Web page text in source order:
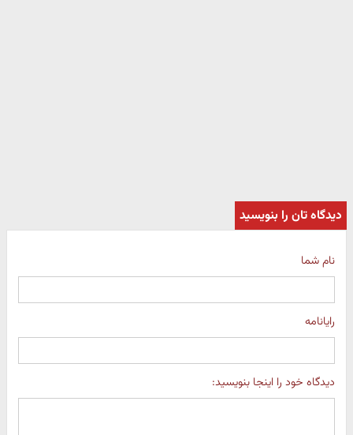
دیدگاه تان را بنویسید
نام شما
رایانامه
دیدگاه خود را اینجا بنویسید: